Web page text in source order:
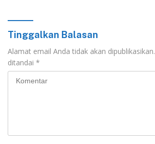
Tinggalkan Balasan
Alamat email Anda tidak akan dipublikasikan.
ditandai *